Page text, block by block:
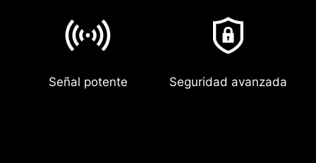
Señal potente Seguridad avanzada